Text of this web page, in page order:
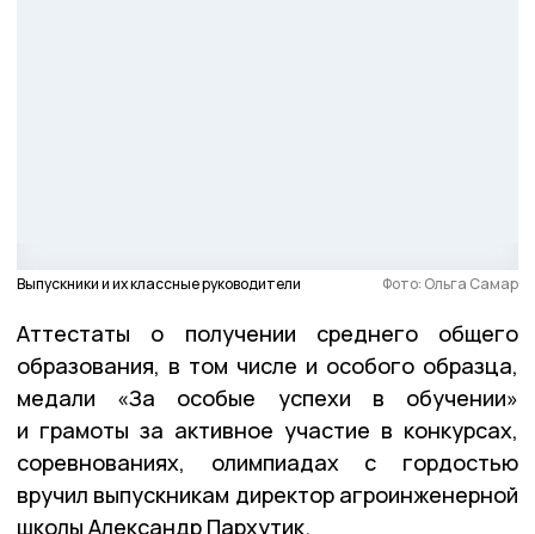
Выпускники и их классные руководители Фото: Ольга Самар
Аттестаты о получении среднего общего
образования, в том числе и особого образца,
медали «За особые успехи в обучении»
и грамоты за активное участие в конкурсах,
соревнованиях, олимпиадах с гордостью
вручил выпускникам директор агроинженерной
школы Александр Пархутик.